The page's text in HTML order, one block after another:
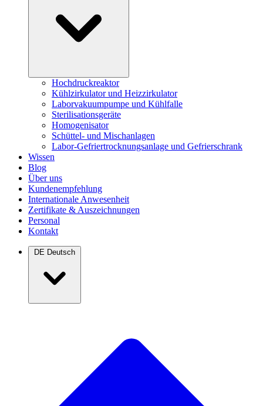
Hochdruckreaktor
Kühlzirkulator und Heizzirkulator
Laborvakuumpumpe und Kühlfalle
Sterilisationsgeräte
Homogenisator
Schüttel- und Mischanlagen
Labor-Gefriertrocknungsanlage und Gefrierschrank
Wissen
Blog
Über uns
Kundenempfehlung
Internationale Anwesenheit
Zertifikate & Auszeichnungen
Personal
Kontakt
DE Deutsch